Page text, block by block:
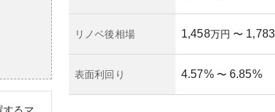
リノベ後相場 1,458万円 〜 1,783
表面利回り 4.57% 〜 6.85%